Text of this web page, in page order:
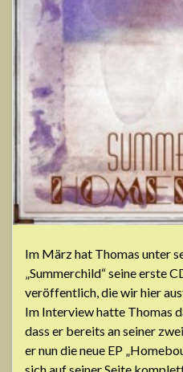
Im März hat Thomas unter
„Summerchild“ seine erste
veröffentlich, die wir hier
Im Interview hatte Thomas
dass er bereits an seiner
er nun die neue EP